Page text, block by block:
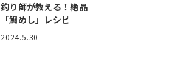
釣り師が教える！絶品
「鯛めし」レシピ
2024.5.30